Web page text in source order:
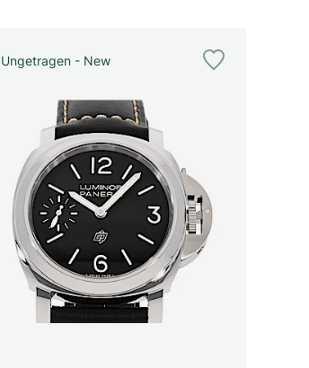
Ungetragen - New